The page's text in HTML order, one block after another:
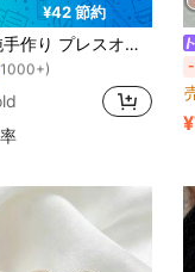
¥42 節約
っぽい キャンディーバブル ショートスクエア ウェアラブルネイルデカール、ジェリーグルーをギフトとして付属 再利用可能 ネイルアートデザイン 日常使い ホリデーパーティーギフトネイル
(1000+)
(1000+)
(1000+)